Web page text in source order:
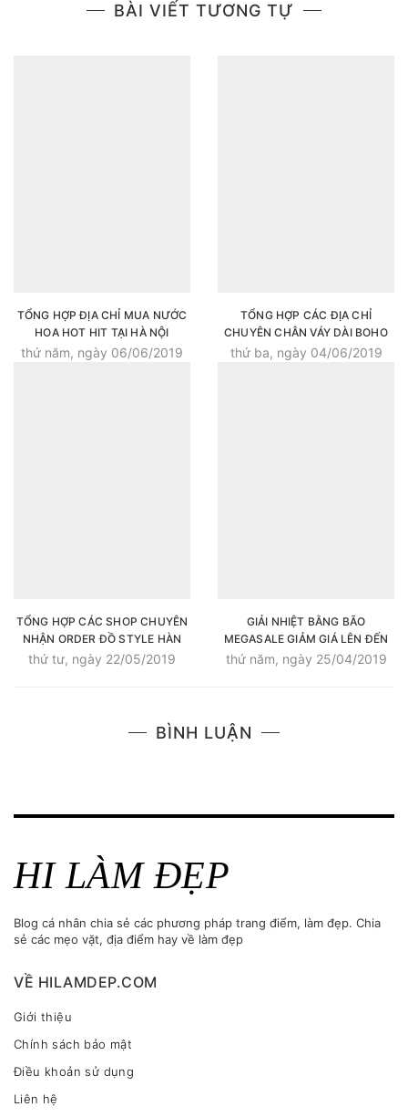
BÀI VIẾT TƯƠNG TỰ
TỔNG HỢP ĐỊA CHỈ MUA NƯỚC
HOA HOT HIT TẠI HÀ NỘI
thứ năm, ngày 06/06/2019
TỔNG HỢP CÁC ĐỊA CHỈ
CHUYÊN CHÂN VÁY DÀI BOHO
SIÊU ĐẸP
thứ ba, ngày 04/06/2019
TỔNG HỢP CÁC SHOP CHUYÊN
NHẬN ORDER ĐỒ STYLE HÀN
CỰC XINH
thứ tư, ngày 22/05/2019
GIẢI NHIỆT BẰNG BÃO
MEGASALE GIẢM GIÁ LÊN ĐẾN
50%++ TẤT CẢ CÁC SẢN PHẨM
thứ năm, ngày 25/04/2019
BÌNH LUẬN
HI LÀM ĐẸP
Blog cá nhân chia sẻ các phương pháp trang điểm, làm đẹp. Chia
sẻ các mẹo vặt, địa điểm hay về làm đẹp
VỀ HILAMDEP.COM
Giới thiệu
Chính sách bảo mật
Điều khoản sử dụng
Liên hệ